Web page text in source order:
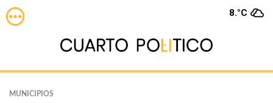
8.°C
MUNICIPIOS